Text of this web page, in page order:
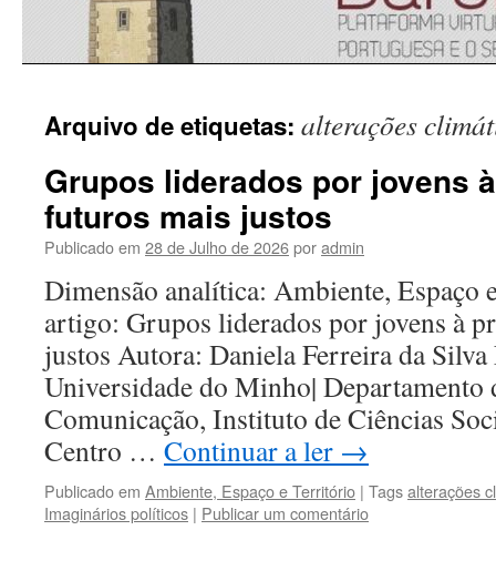
para
conteúdo
Arquivo de etiquetas: alterações
Grupos liderados por jovens
futuros mais justos
Publicado em 28 de Julho de 2026poradmin
Dimensão analítica: Ambiente,
artigo: Grupos liderados por jovens à
justos Autora: Daniela Ferreira da
Universidade do Minho| Departamento
Comunicação, Instituto de Ciências
Centro … Continuar a ler →
Publicado em Ambiente, Espaço e Território | Tagsalterações
Imaginários políticos | Publicar um comentário